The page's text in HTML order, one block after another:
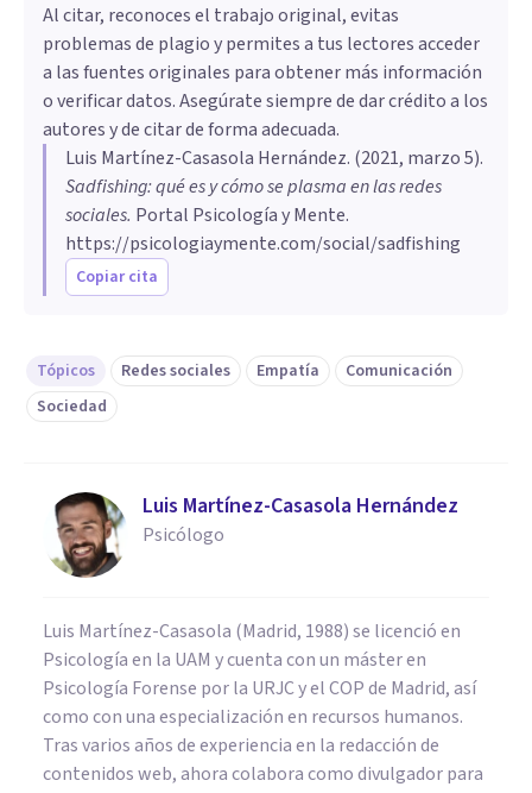
Al citar, reconoces el trabajo original, evitas
problemas de plagio y permites a tus lectores acceder
a las fuentes originales para obtener más información
o verificar datos. Asegúrate siempre de dar crédito a los
autores y de citar de forma adecuada.
Luis Martínez-Casasola Hernández. (2021, marzo 5).
Sadfishing: qué es y cómo se plasma en las redes
sociales. Portal Psicología y Mente.
https://psicologiaymente.com/social/sadfishing
Copiar cita
Tópicos Redes sociales Empatía
Comunicación
Sociedad
Luis Martínez-Casasola Hernández
Psicólogo
Luis Martínez-Casasola (Madrid, 1988) se licenció en
Psicología en la UAM y cuenta con un máster en
Psicología Forense por la URJC y el COP de Madrid, así
como con una especialización en recursos humanos.
Tras varios años de experiencia en la redacción de
contenidos web, ahora colabora como divulgador para